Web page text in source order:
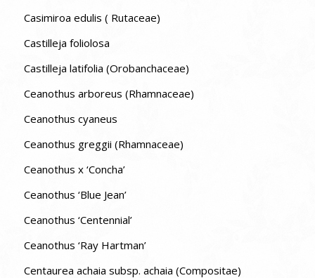
Casimiroa edulis ( Rutaceae)
Castilleja foliolosa
Castilleja latifolia (Orobanchaceae)
Ceanothus arboreus (Rhamnaceae)
Ceanothus cyaneus
Ceanothus greggii (Rhamnaceae)
Ceanothus x ‘Concha’
Ceanothus ‘Blue Jean’
Ceanothus ‘Centennial’
Ceanothus ‘Ray Hartman’
Centaurea achaia subsp. achaia (Compositae)